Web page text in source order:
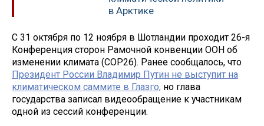
в Арктике
С 31 октября по 12 ноября в Шотландии проходит 26-я
Конференция сторон Рамочной конвенции ООН об
изменении климата (COP26). Ранее сообщалось, что
Президент России Владимир Путин не выступит на
климатическом саммите в Глазго, но глава
государства записал видеообращение к участникам
одной из сессий конференции.